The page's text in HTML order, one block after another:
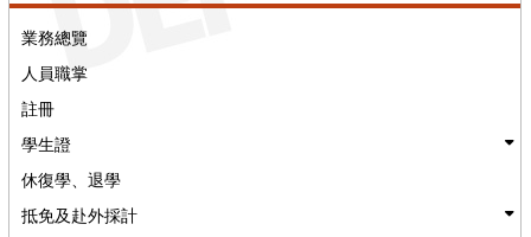
業務總覽
人員職掌
註冊
學生證
休復學、退學
抵免及赴外採計